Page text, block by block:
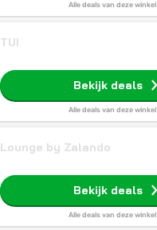
Alle deals van deze winkel
TUI
Bekijk deals
Alle deals van deze winkel
Lounge by Zalando
Bekijk deals
Alle deals van deze winkel